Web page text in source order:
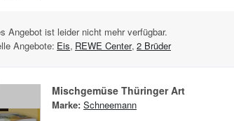
Angebot ist leider nicht mehr verfügbar.
Angebote: Eis, REWE Center, 2 Brüder
Mischgemüse Thüringer Art
Marke: Schneemann